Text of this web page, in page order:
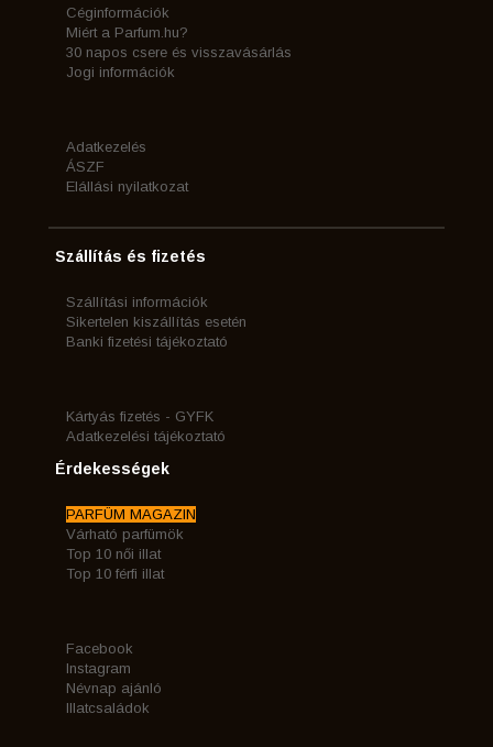
Céginformációk
Miért a Parfum.hu?
30 napos csere és visszavásárlás
Jogi információk
Adatkezelés
ÁSZF
Elállási nyilatkozat
Szállítás és fizetés
Szállítási információk
Sikertelen kiszállítás esetén
Banki fizetési tájékoztató
Kártyás fizetés - GYFK
Adatkezelési tájékoztató
Érdekességek
PARFÜM MAGAZIN
Várható parfümök
Top 10 női illat
Top 10 férfi illat
Facebook
Instagram
Névnap ajánló
Illatcsaládok